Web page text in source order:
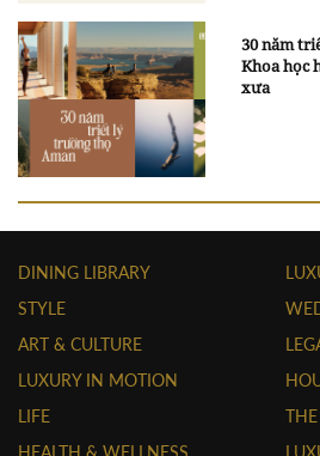
30 năm
Khoa học
xưa
DINING LIBRARY
STYLE
ART & CULTURE
LUXURY IN MOTION
LIFE